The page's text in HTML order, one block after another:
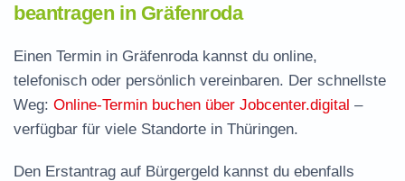
beantragen in Gräfenroda
Einen Termin in Gräfenroda kannst du online,
telefonisch oder persönlich vereinbaren. Der schnellste
Weg: Online-Termin buchen über Jobcenter.digital –
verfügbar für viele Standorte in Thüringen.
Den Erstantrag auf Bürgergeld kannst du ebenfalls